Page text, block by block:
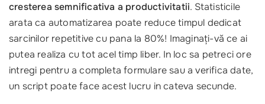
cresterea semnificativa a productivitatii. Statisticile
arata ca automatizarea poate reduce timpul dedicat
sarcinilor repetitive cu pana la 80%! Imaginați-vă ce ai
putea realiza cu tot acel timp liber. In loc sa petreci ore
intregi pentru a completa formulare sau a verifica date,
un script poate face acest lucru in cateva secunde.